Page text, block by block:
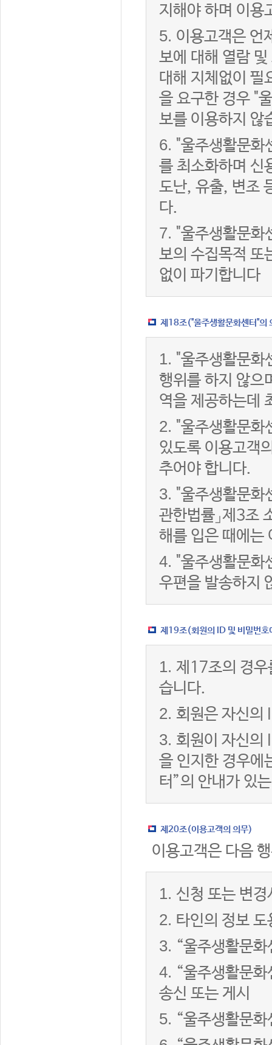
지해야 하며 이용
5. 이용고객은 언
보에 대해 열람
대해 지체없이 필
을 요구한 경우 "
보를 이용하지 않
6. "울주생활문화
를 최소화하며 신
도난, 유출, 변조
다.
7. "울주생활문화
보의 수집목적 또
없이 파기합니다
제18조("울주생활문화센터"의
1. "울주생활문화
행위를 하지 않으
역을 제공하는데
2. "울주생활문화
있도록 이용고객
추어야 합니다.
3. "울주생활문화
관한법률」제3조
해를 입은 때에는
4. "울주생활문화
우편을 발송하지
제19조(회원의 ID 및 비밀번호
1. 제17조의 경우
습니다.
2. 회원은 자신의
3. 회원이 자신의
을 인지한 경우에
터”의 안내가 있
제20조(이용고객의 의무)
이용고객은 다음
1. 신청 또는 변
2. 타인의 정보 도
3. “울주생활문
4. “울주생활문
송신 또는 게시
5. “울주생활문